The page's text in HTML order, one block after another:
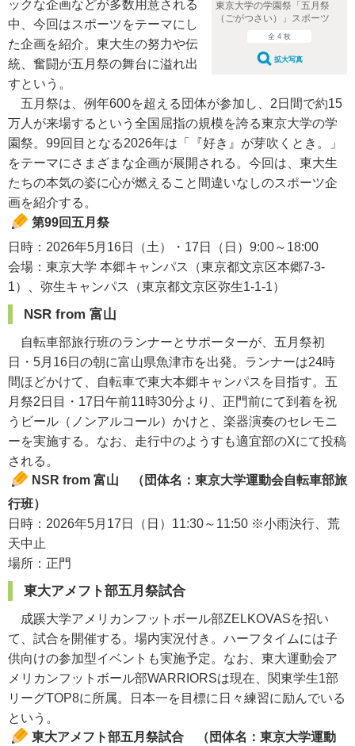
東京大学の学園祭「五月祭
（ごがつさい）」スポーツ
全 4 枚
拡大写真
ックな企画などが多数用意される
中、今回はスポーツをテーマにし
た企画を紹介。東大生の努力や伝
統、奮闘が五月祭の舞台に溢れ出
すという。
五月祭は、例年600を超える団体が参加し、2日間で約15
万人が来場するという全国屈指の規模を誇る東京大学の学
園祭。99回目となる2026年は「『好き』が芽吹くとき。」
をテーマにさまざまな企画が展開される。今回は、東大生
たちの本気の姿に心が燃えること間違いなしのスポーツ企
画を紹介する。
第99回五月祭
日時：2026年5月16日（土）・17日（日）9:00～18:00
会場：東京大学 本郷キャンパス（東京都文京区本郷7-3-
1）、弥生キャンパス（東京都文京区弥生1-1-1）
NSR from 富山
自転車部旅行班のランナーとサポーターが、五月祭初
日・5月16日の朝に富山県魚津市を出発。ランナーは24時
間ほどかけて、自転車で東大本郷キャンパスを目指す。五
月祭2日目・17日午前11時30分より、正門前にて到着を祝
うビール（ノンアルコール）かけと、楽器演奏のセレモニ
ーを実施する。なお、走行中のようすも適宜部のXにて投稿
される。
NSR from 富山 （団体名：東京大学運動会自転車部旅
行班）
日時：2026年5月17日（日）11:30～11:50 ※小雨決行、荒
天中止
場所：正門
東大アメフト部五月祭試合
成蹊大学アメリカンフットボール部ZELKOVASを招い
て、試合を開催する。場内実況付き。ハーフタイムには子
供向けの参加型イベントも実施予定。なお、東大運動会ア
メリカンフットボール部WARRIORSは現在、関東学生1部
リーグTOP8に所属。日本一を目標に日々練習に励んでいる
という。
東大アメフト部五月祭試合 （団体名：東京大学運動